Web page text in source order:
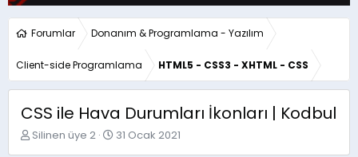
Forumlar Donanım & Programlama - Yazılım
Client-side Programlama HTML5 - CSS3 - XHTML - CSS
CSS ile Hava Durumları İkonları | Kodbul
K
Silinen üye 2
B
31 Ocak 2021